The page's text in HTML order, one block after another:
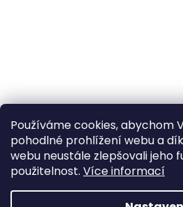
Používáme cookies, abychom
pohodlné prohlížení webu a
webu neustále zlepšovali jeho
použitelnost. Více informací